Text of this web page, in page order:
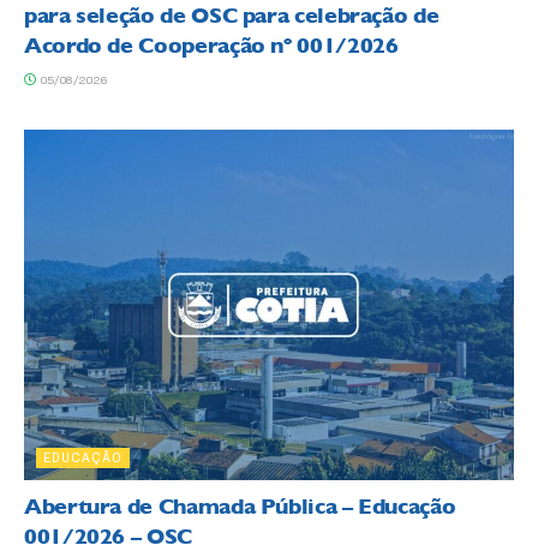
para seleção de OSC para celebração de
Acordo de Cooperação nº 001/2026
05/08/2026
EDUCAÇÃO
Abertura de Chamada Pública – Educação
001/2026 – OSC